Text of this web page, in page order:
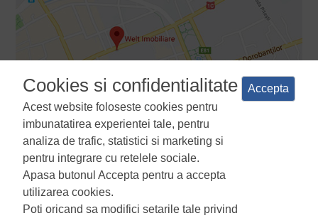
Termeni si conditii Politica de confidentialitate
utilizare a cookie-urilor
Cookies si confidentialitate
Acest website foloseste cookies pentru
imbunatatirea experientei tale, pentru
analiza de trafic, statistici si marketing si
pentru integrare cu retelele sociale.
Apasa butonul Accepta pentru a accepta
utilizarea cookies.
Poti oricand sa modifici setarile tale privind
Accepta